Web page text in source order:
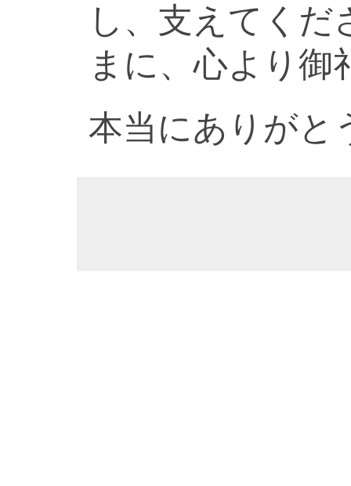
し、支えてく
まに、心より御
本当にありがと